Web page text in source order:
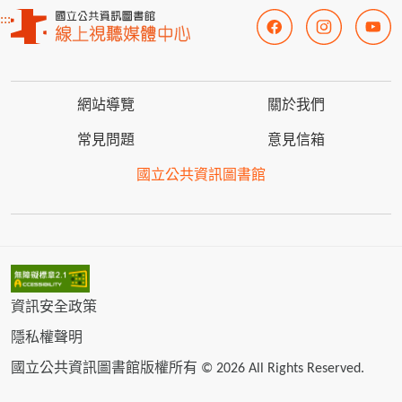
:::
網站導覽 關於我們
常見問題 意見信箱
國立公共資訊圖書館
資訊安全政策
隱私權聲明
國立公共資訊圖書館版權所有 © 2026 All Rights Reserved.